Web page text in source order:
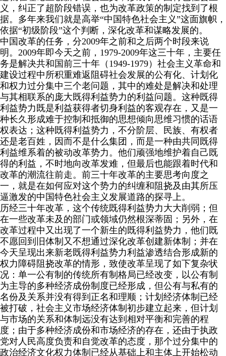
义，纠正了超阶段错误，也为改革政策的制定找到了根
据。多年来我们就是高举“中国特色社会主义”这面旗帜，
依据“初级阶段”这个判断，深化改革和谋略发展的。
中国改革的任务，分2009年之前和之后两个时段来说
明。 2009年即今天之前， 1979-2009年这三十年，主要任
务是解决共和国前三十年（ 1949-1979）社会主义革命和
建设过程中所积重难返阻碍社会发展的公有化、计划化
和权力过分集中三个老问题，其中的难处是解决和处理
与其相联系的庞大既得利益势力的利益问题。这种既得
利益势力既是利益获得者切身利益的客观存在，又是一
种长久形成难于控制和抵御的思想倾向思维习惯的话语
权表达；这种既得利益势力，不分阶层、民族、有权者
还是老百姓，因而不是什么集团，而是一种由共同既得
利益维系着的被动改革势力。他们顽强地维护着自己既
得的利益，不时地向改革发难，但最后也能跟着时代和
改革的潮流往前走。前三十年改革的主要思考向度之
一，就是在如何应对这个势力的纠缠和阻挠及由其所压
逼激发的中国特色社会主义发展道路的探寻上。
历经三十年改革，这个传统既得利益势力大大削弱；但
在一些改革未及的部门或领域仍然根深蒂固；另外，在
改革过程中又出现了一个新生的既得利益势力，他们既
不愿回到旧体制又不想通过深化改革创建新体制；并在
今天呈现出来新老既得利益势力利益渗透结合形成新的
权力障碍阻挠改革的情形，致使改革呈现了如下复杂状
况：单一公有制的传统所有制格局已经改变，以公有制
为主导的多种经济成份制度已经形成，但公有与私有的
名份及关系并没有得到正名和理顺；计划经济体制已经
被打破，社会主义市场经济体制初步建立起来，但计划
与市场的关系和体制远没有达到相对平衡和完善的程
度；由于多种经济成份和市场经济的存在，还由于执政
党对人民高度负责和自觉改革的态度，那个过分集中的
政治经济文化权力体制已经从基础上和主体上开始松动